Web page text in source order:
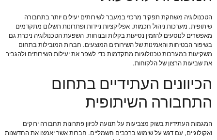
הטכנולוגיה משחקת תפקיד מרכזי במעבר לשירותים יעילים יותר בתחבורה
שיתופית. מערכות ניהול חכמות, אפליקציות ניידות ופתרונות תשלום מתקדמים
מאפשרים לנוסעים להזמין נסיעות בקלות ובנוחות. השפעת הטכנולוגיה ניכרת גם
בשיפור הבטיחות והאמינות של השירותים המוצעים. חברות המובילות בתחום
משקיעות במערכות טכנולוגיות מתקדמות כדי לשפר את יעילות השירותים ולהגביר
את שביעות הרצון של הלקוחות.
הכיוונים העתידיים בתחום
התחבורה השיתופית
המגמות העתידיות בשוק מצביעות על תנועה לכיוון פתרונות תחבורה ירוקים
ואקולוגיים, עם דגש על שימוש ברכבים חשמליים. חברות אשר יאמצו את החדשנות